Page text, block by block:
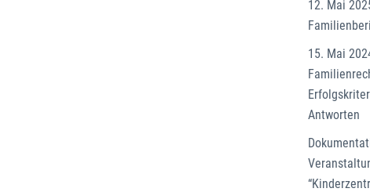
12. Mai
15. Mai
Antworten